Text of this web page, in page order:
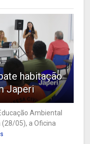
habitação
Japeri
Ambiental
05), a Oficina